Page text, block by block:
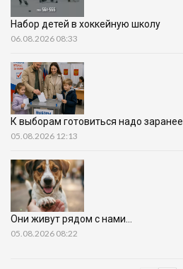
Набор детей в хоккейную школу
06.08.2026 08:33
К выборам готовиться надо заранее
05.08.2026 12:13
Они живут рядом с нами…
05.08.2026 08:22